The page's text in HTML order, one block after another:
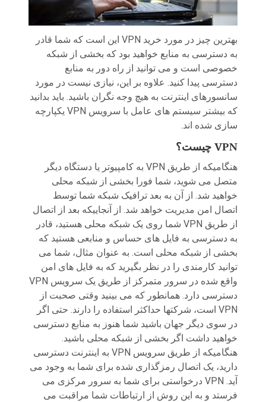
بهترین چیز در مورد خرید VPN این است که شما قادر
به دسترسی به منابع خواهید بود که بخشی از شبکه
خصوصی است و می توانید از راه دور به منابع
دسترسی پیدا کنید. علاوه بر این، نیازی نیست در مورد
سانسورهای اینترنت به هیچ وجه نگران باشید. باید بدانید
که بیشتر سیستم های عامل با سرویس VPN یکپارچه
سازی شده اند.
VPN چیست؟
هنگامیکه از طریق VPN به کامپیوتر یا دستگاه دیگر
متصل می شوید، شما فورا بخشی از شبکه محلی
خواهید شد. از آن به بعد ترافیک شبکه شما توسط
اتصال امن مدیریت خواهد شد. از آنجاییکه بعد از اتصال
از طریق VPN شما روی یک شبکه محلی هستید، قادر
به دسترسی به فایل های حساس و منابعی هستید که
بخشی از شبکه محلی است. به عنوان مثال، شما می
توانید کارمندی را در نظر بگیرید که به فایل های امن
واقع شده در سرور متمرکز از طریق یک سرویس VPN
دسترسی دارد. همانطور که می بینید وقتی صحبت از
VPN است، شرکتها حداکثر استفاده را دارند. حتی اگر
در سوی دیگر جهان باشید شما هنوز به منابع دسترسی
خواهید داشت اگر بخشی از شبکه محلی باشید.
هنگامیکه از طریق سرویس VPN به اینترنت دسترسی
دارید، یک اتصال رمزگذاری شده برای شما به وجود می
آید. VPN درخواستی برای شما به سرور مرکزی می
فرستد و به این روش از ارتباطات شما مراقبت می